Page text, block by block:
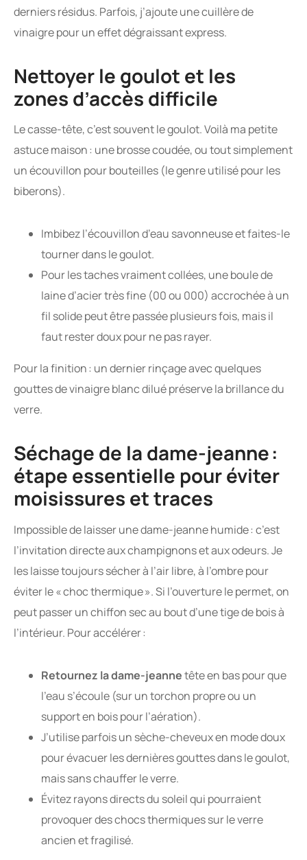
derniers résidus. Parfois, j’ajoute une cuillère de
vinaigre pour un effet dégraissant express.
Nettoyer le goulot et les
zones d’accès difficile
Le casse-tête, c’est souvent le goulot. Voilà ma petite
astuce maison : une brosse coudée, ou tout simplement
un écouvillon pour bouteilles (le genre utilisé pour les
biberons).
Imbibez l’écouvillon d’eau savonneuse et faites-le
tourner dans le goulot.
Pour les taches vraiment collées, une boule de
laine d’acier très fine (00 ou 000) accrochée à un
fil solide peut être passée plusieurs fois, mais il
faut rester doux pour ne pas rayer.
Pour la finition : un dernier rinçage avec quelques
gouttes de vinaigre blanc dilué préserve la brillance du
verre.
Séchage de la dame-jeanne :
étape essentielle pour éviter
moisissures et traces
Impossible de laisser une dame-jeanne humide : c’est
l’invitation directe aux champignons et aux odeurs. Je
les laisse toujours sécher à l’air libre, à l’ombre pour
éviter le « choc thermique ». Si l’ouverture le permet, on
peut passer un chiffon sec au bout d’une tige de bois à
l’intérieur. Pour accélérer :
Retournez la dame-jeannetête en bas pour que
l’eau s’écoule (sur un torchon propre ou un
support en bois pour l’aération).
J’utilise parfois un sèche-cheveux en mode doux
pour évacuer les dernières gouttes dans le goulot,
mais sans chauffer le verre.
Évitez rayons directs du soleil qui pourraient
provoquer des chocs thermiques sur le verre
ancien et fragilisé.